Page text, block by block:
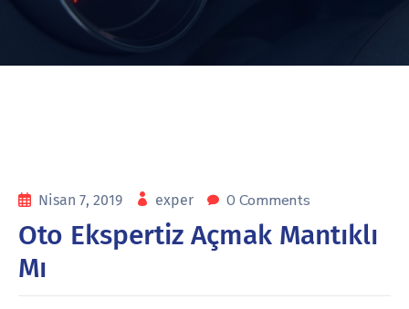
Nisan 7, 2019 exper 0 Comments
Oto Ekspertiz Açmak Mantıklı
Mı